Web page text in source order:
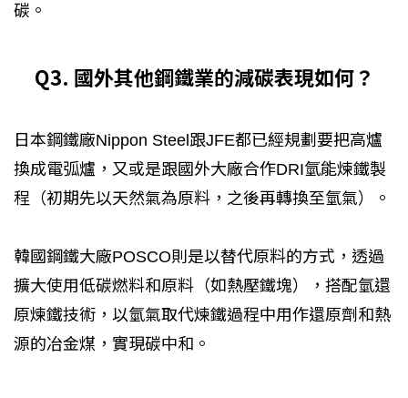
碳。
Q3. 國外其他鋼鐵業的減碳表現如何？
日本鋼鐵廠Nippon Steel跟JFE都已經規劃要把高爐
換成電弧爐，又或是跟國外大廠合作DRI氫能煉鐵製
程（初期先以天然氣為原料，之後再轉換至氫氣）。
韓國鋼鐵大廠POSCO則是以替代原料的方式，透過
擴大使用低碳燃料和原料（如熱壓鐵塊），搭配氫還
原煉鐵技術，以氫氣取代煉鐵過程中用作還原劑和熱
源的冶金煤，實現碳中和。